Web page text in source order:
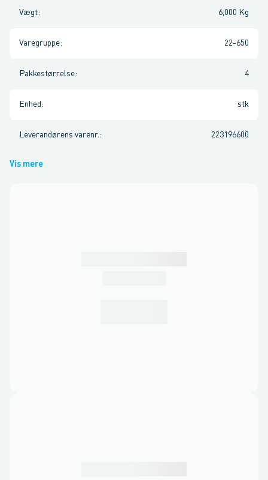
Vægt: 6,000 Kg
Varegruppe: 22-650
Pakkestørrelse: 4
Enhed : stk
Leverandørens varenr. : 223196600
Vis mere